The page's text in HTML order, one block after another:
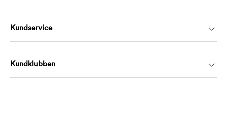
Kundservice
Kundklubben